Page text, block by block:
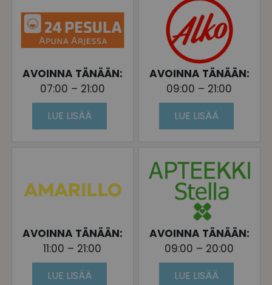
AVOINNA TÄNÄÄN:
07:00 – 21:00
LUE LISÄÄ
AVOINNA TÄNÄÄN:
09:00 – 21:00
LUE LISÄÄ
AVOINNA TÄNÄÄN:
11:00 – 21:00
LUE LISÄÄ
AVOINNA TÄNÄÄN:
09:00 – 20:00
LUE LISÄÄ